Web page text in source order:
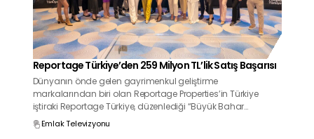
Reportage Türkiye’den 259 Milyon TL’lik Satış Başarısı
Dünyanın önde gelen gayrimenkul geliştirme
markalarından biri olan Reportage Properties’in Türkiye
iştiraki Reportage Türkiye, düzenlediği “Büyük Bahar
Kampanyası Özel Satış Etkinliği” ile dikkat çekici bir başarıya
imza attı.
Emlak Televizyonu